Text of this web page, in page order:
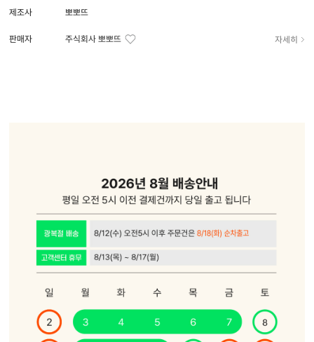
제조사 뽀뽀뜨
판매자 주식회사 뽀뽀뜨 자세히